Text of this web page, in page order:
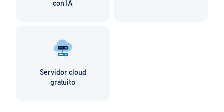
con IA
Servidor cloud
gratuito